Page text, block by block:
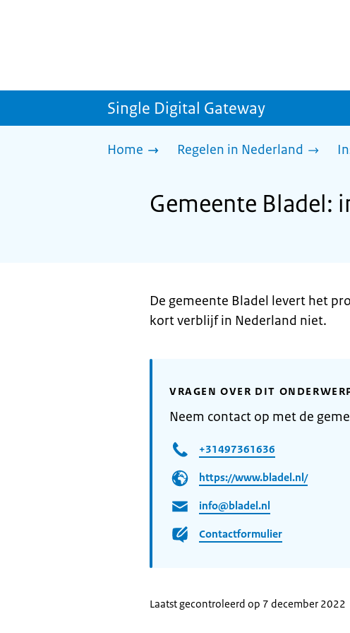
Single Digital Gateway
Home Regelen in Nederland
Gemeente Bladel:
De gemeente Bladel levert het
kort verblijf in Nederland niet.
VRAGEN OVER DIT
Neem contact op met de
+31497361636
https://www.bladel.nl/
info@bladel.nl
Contactformulier
Laatst gecontroleerd op 7 december 2022